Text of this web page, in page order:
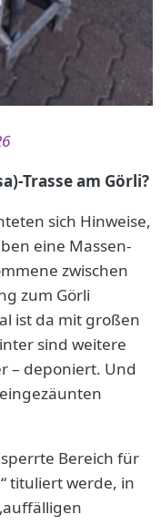
Trasse am Görli?
sich Hinweise,
eine Massen-
zwischen
zum Görli
ist da mit großen
sind weitere
– deponiert. Und
Bereich für
tituliert werde, in